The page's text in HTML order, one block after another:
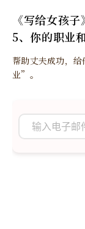
《写给女孩
5、你的职业
帮助丈夫成功，
业”。